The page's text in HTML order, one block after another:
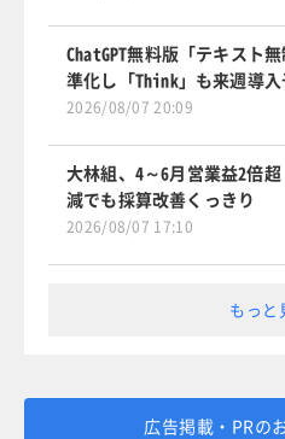
ChatGPT無料版「テキスト
準化し「Think」も来週導入
2026/08/07 20:09
大林組、4～6月営業益2倍
減でも採算改善くっきり
2026/08/07 17:10
もっと
広告掲載・PRの